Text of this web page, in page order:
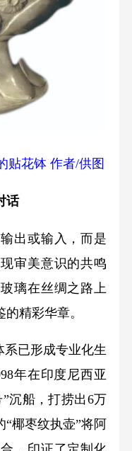
贴花钵 作者/供图
话
出或输入，而是
审美意识的共鸣
璃在丝绸之路上
精彩华章。
已形成专业化生
年在印度尼西亚
沉船，打捞出6万
椰枣纹执壶”将阿